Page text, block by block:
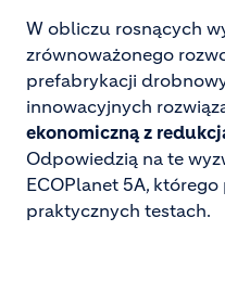
W obliczu rosnących
zrównoważonego
prefabrykacji
innowacyjnych
ekonomiczną z
Odpowiedzią na te
ECOPlanet 5A,
praktycznych testach.